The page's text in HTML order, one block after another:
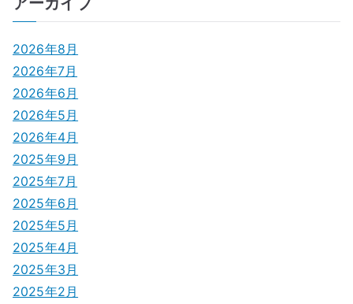
ビ
ゲ
ー
シ
ョ
ン
2026年8月
2026年7月
2026年6月
2026年5月
2026年4月
2025年9月
2025年7月
2025年6月
2025年5月
2025年4月
2025年3月
2025年2月